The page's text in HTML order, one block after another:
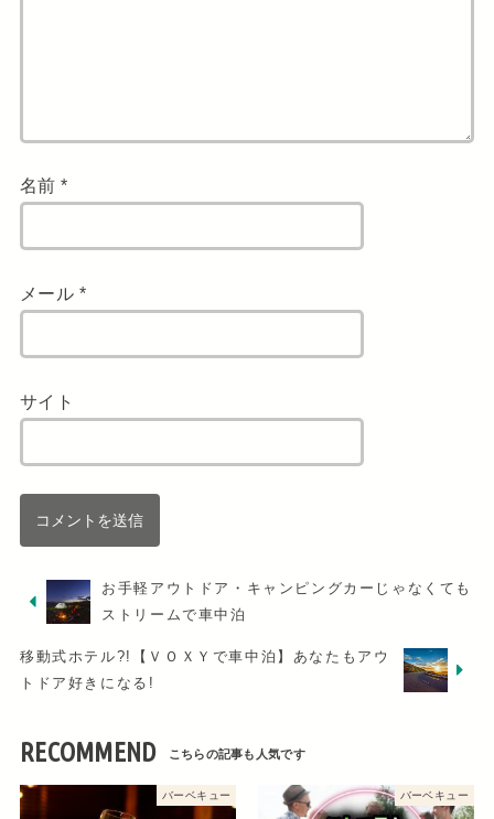
名前*
メール *
サイト
お手軽アウトドア・キャンピングカーじゃなくても
ストリームで車中泊
移動式ホテル?!【ＶＯＸＹで車中泊】あなたもアウ
トドア好きになる!
RECOMMEND
バーベキュー バーベキュー